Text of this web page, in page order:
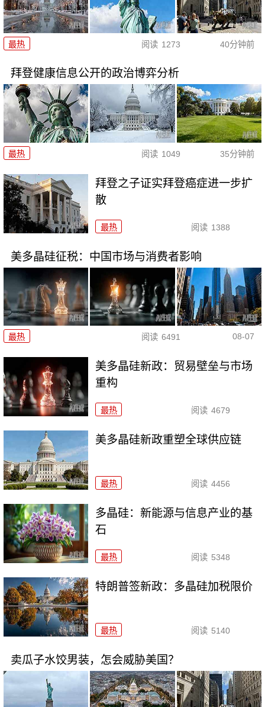
最热 阅读 1273 40分钟前
拜登健康信息公开的政治博弈分析
最热 阅读 1049 35分钟前
拜登之子证实拜登癌症进一步扩
散
最热 阅读 1388
美多晶硅征税：中国市场与消费者影响
最热 阅读 6491 08-07
美多晶硅新政：贸易壁垒与市场
重构
最热 阅读 4679
美多晶硅新政重塑全球供应链
最热 阅读 4456
多晶硅：新能源与信息产业的基
石
最热 阅读 5348
特朗普签新政：多晶硅加税限价
最热 阅读 5140
卖瓜子水饺男装，怎会威胁美国？